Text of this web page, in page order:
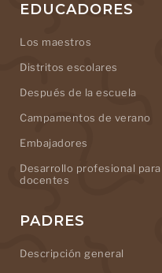
EDUCADORES
Los maestros
Distritos escolares
Después de la escuela
Campamentos de verano
Embajadores
Desarrollo profesional para
docentes
PADRES
Descripción general